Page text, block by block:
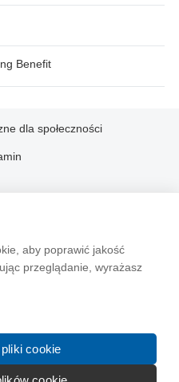
aby poprawić jakość
przeglądanie, wyrażasz
cookie
Benefit
dla społeczności